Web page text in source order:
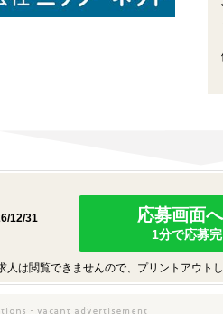
12/31
応募画面
1分で応募
は閲覧できませんので、プリントアウトし